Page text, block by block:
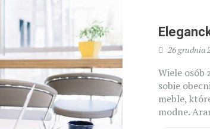
26 grudnia
Wiele osób
sobie
meble,
modne.